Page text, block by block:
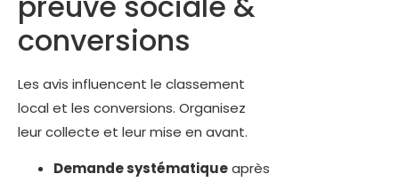
conversions
Les avis influencent le classement
local et les conversions. Organisez
leur collecte et leur mise en avant.
Demande systématiqueaprès